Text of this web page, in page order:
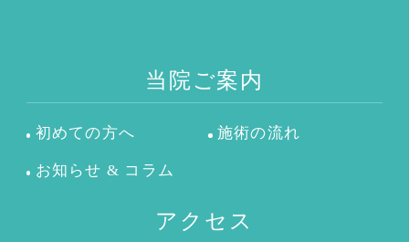
当院ご案内
初めての方へ 施術の流れ
お知らせ & コラム
アクセス